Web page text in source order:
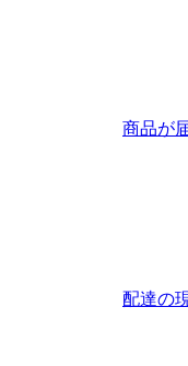
商品が
配達の